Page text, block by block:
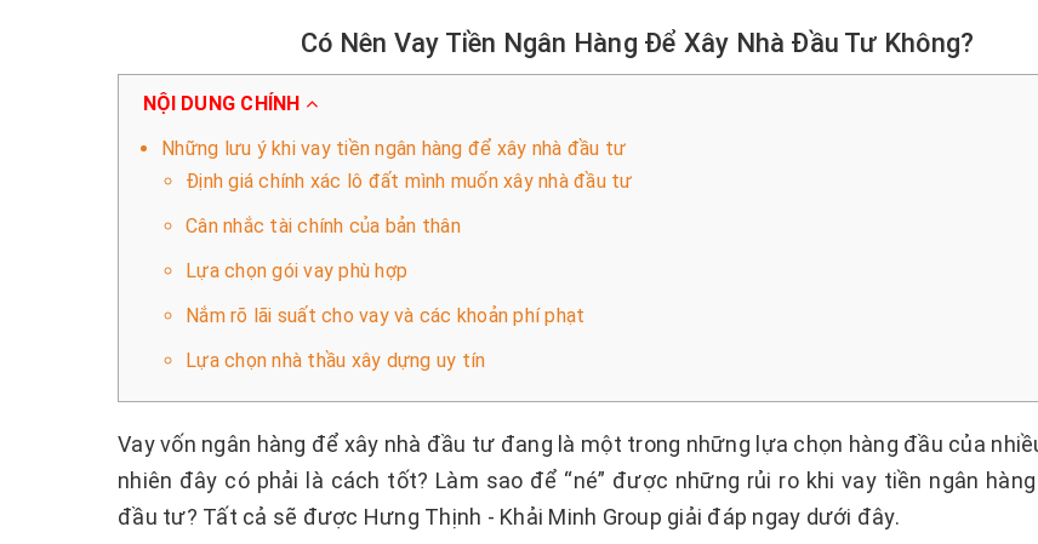
Có Nên Vay Tiền Ngân Hàng Để Xây Nhà Đầu Tư Không?
NỘI DUNG CHÍNH
Những lưu ý khi vay tiền ngân hàng để xây nhà đầu tư
Định giá chính xác lô đất mình muốn xây nhà đầu tư
Cân nhắc tài chính của bản thân
Lựa chọn gói vay phù hợp
Nắm rõ lãi suất cho vay và các khoản phí phạt
Lựa chọn nhà thầu xây dựng uy tín
Vay vốn ngân hàng để xây nhà đầu tư đang là một trong những lựa chọn hàng đầu của
nhiên đây có phải là cách tốt? Làm sao để “né” được những rủi ro khi vay tiền ngân
đầu tư? Tất cả sẽ được Hưng Thịnh - Khải Minh Group giải đáp ngay dưới đây.